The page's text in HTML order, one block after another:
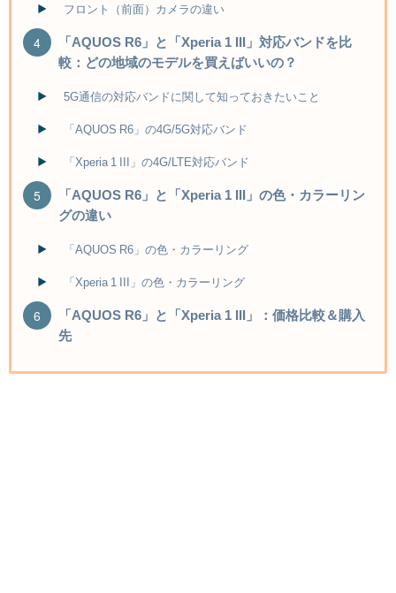
フロント（前面）カメラの違い
「AQUOS R6」と「Xperia 1 III」対応バンドを比
較：どの地域のモデルを買えばいいの？
5G通信の対応バンドに関して知っておきたいこと
「AQUOS R6」の4G/5G対応バンド
「Xperia 1 III」の4G/LTE対応バンド
「AQUOS R6」と「Xperia 1 III」の色・カラーリン
グの違い
「AQUOS R6」の色・カラーリング
「Xperia 1 III」の色・カラーリング
「AQUOS R6」と「Xperia 1 III」：価格比較＆購入
先